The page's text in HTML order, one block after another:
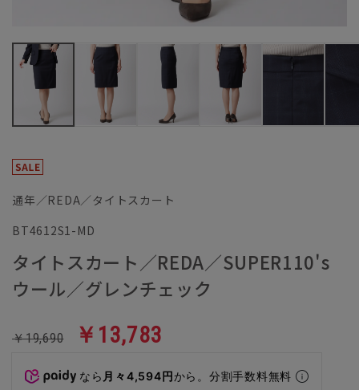
通年／REDA／タイトスカート
BT4612S1-MD
タイトスカート／REDA／SUPER110's
ウール／グレンチェック
￥19,690 ￥13,783
なら 月々4,594円から。分割手数料無料